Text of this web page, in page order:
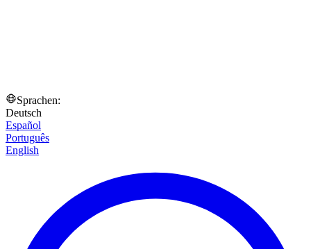
Sprachen:
Deutsch
Español
Português
English